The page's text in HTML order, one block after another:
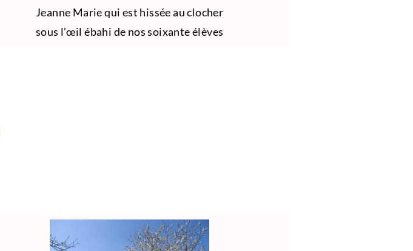
Jeanne Marie qui est hissée au clocher
sous l’œil ébahi de nos soixante élèves